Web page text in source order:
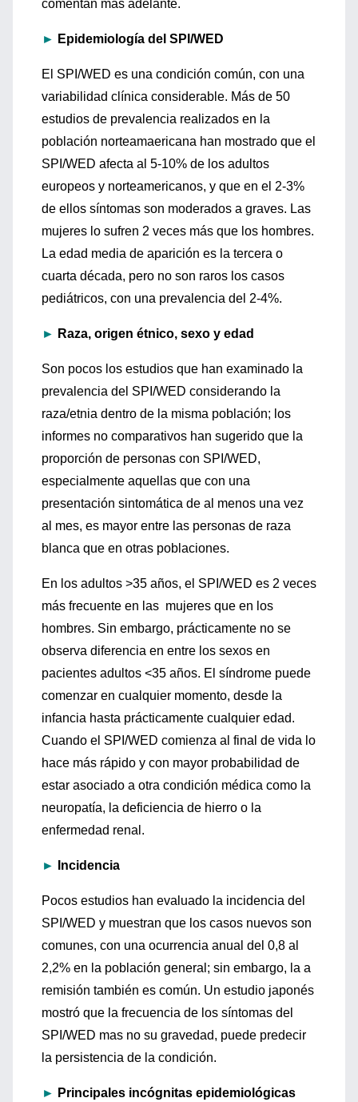
comentan más adelante.
► Epidemiología del SPI/WED
El SPI/WED es una condición común, con una
variabilidad clínica considerable. Más de 50
estudios de prevalencia realizados en la
población norteamaericana han mostrado que el
SPI/WED afecta al 5-10% de los adultos
europeos y norteamericanos, y que en el 2-3%
de ellos síntomas son moderados a graves. Las
mujeres lo sufren 2 veces más que los hombres.
La edad media de aparición es la tercera o
cuarta década, pero no son raros los casos
pediátricos, con una prevalencia del 2-4%.
► Raza, origen étnico, sexo y edad
Son pocos los estudios que han examinado la
prevalencia del SPI/WED considerando la
raza/etnia dentro de la misma población; los
informes no comparativos han sugerido que la
proporción de personas con SPI/WED,
especialmente aquellas que con una
presentación sintomática de al menos una vez
al mes, es mayor entre las personas de raza
blanca que en otras poblaciones.
En los adultos >35 años, el SPI/WED es 2 veces
más frecuente en las mujeres que en los
hombres. Sin embargo, prácticamente no se
observa diferencia en entre los sexos en
pacientes adultos <35 años. El síndrome puede
comenzar en cualquier momento, desde la
infancia hasta prácticamente cualquier edad.
Cuando el SPI/WED comienza al final de vida lo
hace más rápido y con mayor probabilidad de
estar asociado a otra condición médica como la
neuropatía, la deficiencia de hierro o la
enfermedad renal.
► Incidencia
Pocos estudios han evaluado la incidencia del
SPI/WED y muestran que los casos nuevos son
comunes, con una ocurrencia anual del 0,8 al
2,2% en la población general; sin embargo, la a
remisión también es común. Un estudio japonés
mostró que la frecuencia de los síntomas del
SPI/WED mas no su gravedad, puede predecir
la persistencia de la condición.
► Principales incógnitas epidemiológicas